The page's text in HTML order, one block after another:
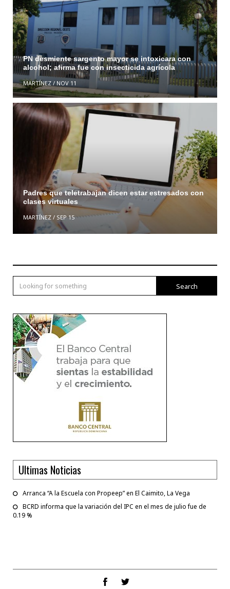
PN desmiente sargento mayor se intoxicara con
alcohol; afirma fue con insecticida agrícola
MARTÍNEZ/ NOV 11
Padres que teletrabajan dicen estar estresados con
clases virtuales
MARTÍNEZ/ SEP 15
Search
Ultimas Noticias
Arranca “A la Escuela con Propeep” en El Caimito, La Vega
BCRD informa que la variación del IPC en el mes de julio fue de
0.19 %